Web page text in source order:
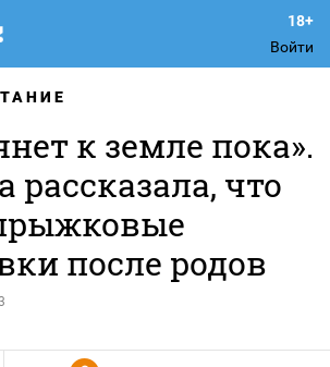
Войти
к земле пока».
рассказала, что
после родов